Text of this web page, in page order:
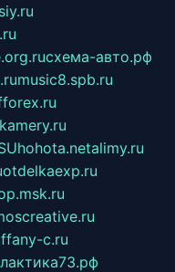
схема-авто.рф
music8.spb.ru
hohota.netalimy.ru
otdelkaexp.ru
c.ru